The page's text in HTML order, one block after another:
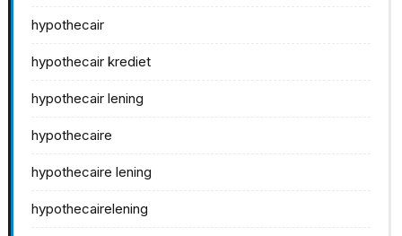
hypothecair
hypothecair krediet
hypothecair lening
hypothecaire
hypothecaire lening
hypothecairelening